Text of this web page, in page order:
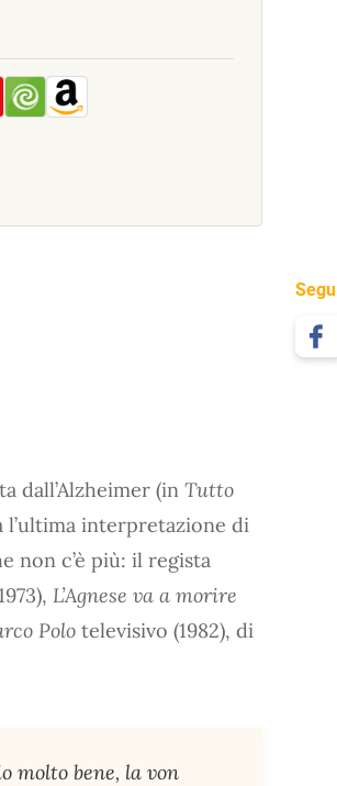
dall’Alzheimer (in Tutto
l’ultima interpretazione di
non c’è più: il regista
L’Agnese va a morire
Polo televisivo (1982), di
molto bene, la von